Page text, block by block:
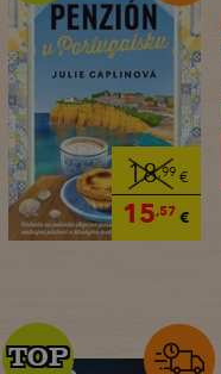
18,99 €
15,57 €
TOP
TOP